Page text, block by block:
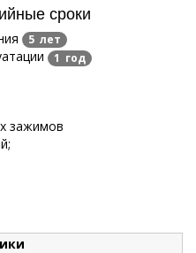
сроки
5 лет
1 год
зажимов
;